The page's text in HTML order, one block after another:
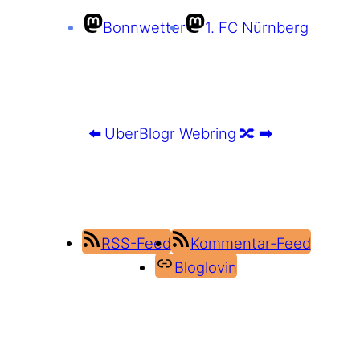
Bonnwetter 1. FC Nürnberg
⬅️ UberBlogr Webring 🔀 ➡️
RSS-Feed
Kommentar-Feed
Bloglovin